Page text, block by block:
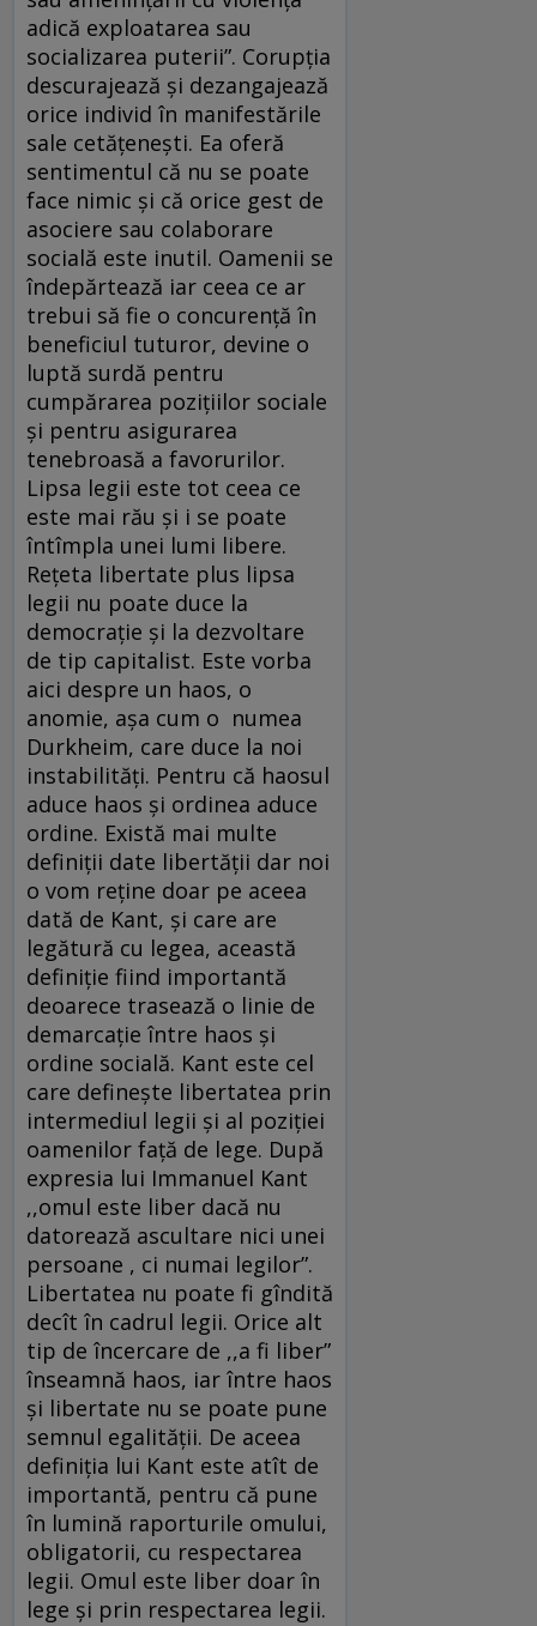
adică exploatarea sau
socializarea puterii”. Corupţia
descurajează şi dezangajează
orice individ în manifestările
sale cetăţeneşti. Ea oferă
sentimentul că nu se poate
face nimic şi că orice gest de
asociere sau colaborare
socială este inutil. Oamenii se
îndepărtează iar ceea ce ar
trebui să fie o concurenţă în
beneficiul tuturor, devine o
luptă surdă pentru
cumpărarea poziţiilor sociale
şi pentru asigurarea
tenebroasă a favorurilor.
Lipsa legii este tot ceea ce
este mai rău şi i se poate
întîmpla unei lumi libere.
Reţeta libertate plus lipsa
legii nu poate duce la
democraţie şi la dezvoltare
de tip capitalist. Este vorba
aici despre un haos, o
anomie, aşa cum o numea
Durkheim, care duce la noi
instabilităţi. Pentru că haosul
aduce haos şi ordinea aduce
ordine. Există mai multe
definiţii date libertăţii dar noi
o vom reţine doar pe aceea
dată de Kant, şi care are
legătură cu legea, această
definiţie fiind importantă
deoarece trasează o linie de
demarcaţie între haos şi
ordine socială. Kant este cel
care defineşte libertatea prin
intermediul legii şi al poziţiei
oamenilor faţă de lege. După
expresia lui Immanuel Kant
,,omul este liber dacă nu
datorează ascultare nici unei
persoane , ci numai legilor”.
Libertatea nu poate fi gîndită
decît în cadrul legii. Orice alt
tip de încercare de ,,a fi liber”
înseamnă haos, iar între haos
şi libertate nu se poate pune
semnul egalităţii. De aceea
definiţia lui Kant este atît de
importantă, pentru că pune
în lumină raporturile omului,
obligatorii, cu respectarea
legii. Omul este liber doar în
lege şi prin respectarea legii.